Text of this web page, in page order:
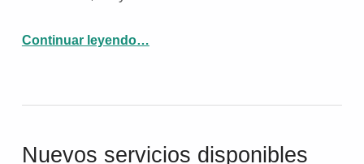
Continuar leyendo…
Nuevos servicios disponibles